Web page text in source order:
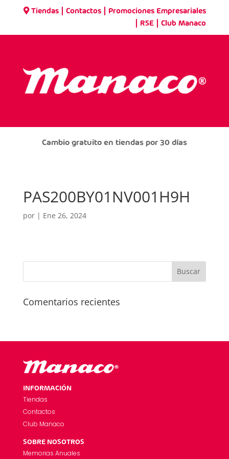
Tiendas |Contactos Promociones Empresariales
RSE |Club Manaco
Cambio gratuito en tiendas por 30 días
PAS200BY01NV001H9H
por | Ene 26, 2024
Comentarios recientes
INFORMACIÓN
Tiendas
Contactos
Club Manaco
SOBRE NOSOTROS
Memorias Anuales